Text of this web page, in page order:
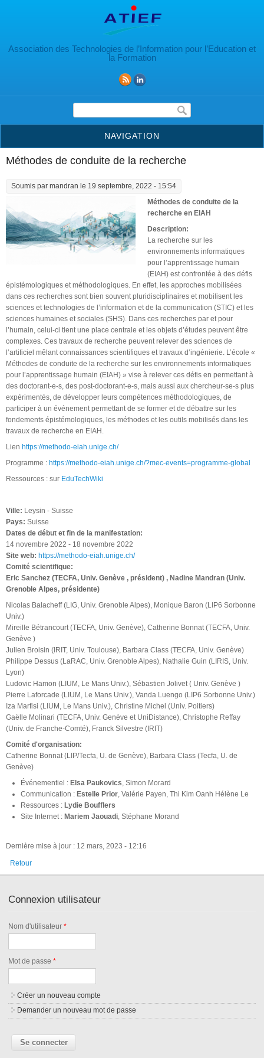
Association des Technologies de l’Information pour l’Education et
la Formation
Formulaire de recherche
NAVIGATION
Méthodes de conduite de la recherche
Soumis par mandran le 19 septembre, 2022 - 15:54
Méthodes de conduite de la
recherche en EIAH
Description:
La recherche sur les
environnements informatiques
pour l’apprentissage humain
(EIAH) est confrontée à des défis
épistémologiques et méthodologiques. En effet, les approches mobilisées
dans ces recherches sont bien souvent pluridisciplinaires et mobilisent les
sciences et technologies de l’information et de la communication (STIC) et les
sciences humaines et sociales (SHS). Dans ces recherches par et pour
l’humain, celui-ci tient une place centrale et les objets d’études peuvent être
complexes. Ces travaux de recherche peuvent relever des sciences de
l’artificiel mêlant connaissances scientifiques et travaux d’ingénierie. L’école «
Méthodes de conduite de la recherche sur les environnements informatiques
pour l’apprentissage humain (EIAH) » vise à relever ces défis en permettant à
des doctorant-e-s, des post-doctorant-e-s, mais aussi aux chercheur-se-s plus
expérimentés, de développer leurs compétences méthodologiques, de
participer à un événement permettant de se former et de débattre sur les
fondements épistémologiques, les méthodes et les outils mobilisés dans les
travaux de recherche en EIAH.
Lien https://methodo-eiah.unige.ch/
Programme : https://methodo-eiah.unige.ch/?mec-events=programme-global
Ressources : sur EduTechWiki
Ville: Leysin - Suisse
Pays: Suisse
Dates de début et fin de la manifestation:
14 novembre 2022 - 18 novembre 2022
Site web: https://methodo-eiah.unige.ch/
Comité scientifique:
Eric Sanchez (TECFA, Univ. Genève , président) , Nadine Mandran (Univ.
Grenoble Alpes, présidente)
Nicolas Balacheff (LIG, Univ. Grenoble Alpes), Monique Baron (LIP6 Sorbonne
Univ.)
Mireille Bétrancourt (TECFA, Univ. Genève), Catherine Bonnat (TECFA, Univ.
Genève )
Julien Broisin (IRIT, Univ. Toulouse), Barbara Class (TECFA, Univ. Genève)
Philippe Dessus (LaRAC, Univ. Grenoble Alpes), Nathalie Guin (LIRIS, Univ.
Lyon)
Ludovic Hamon (LIUM, Le Mans Univ.), Sébastien Jolivet ( Univ. Genève )
Pierre Laforcade (LIUM, Le Mans Univ.), Vanda Luengo (LIP6 Sorbonne Univ.)
Iza Marfisi (LIUM, Le Mans Univ.), Christine Michel (Univ. Poitiers)
Gaëlle Molinari (TECFA, Univ. Genève et UniDistance), Christophe Reffay
(Univ. de Franche-Comté), Franck Silvestre (IRIT)
Comité d'organisation:
Catherine Bonnat (LIP/Tecfa, U. de Genève), Barbara Class (Tecfa, U. de
Genève)
Événementiel : Elsa Paukovics, Simon Morard
Communication : Estelle Prior, Valérie Payen, Thi Kim Oanh Hélène Le
Ressources : Lydie Boufflers
Site Internet : Mariem Jaouadi, Stéphane Morand
Dernière mise à jour : 12 mars, 2023 - 12:16
Retour
Connexion utilisateur
Nom d'utilisateur*
Mot de passe*
Créer un nouveau compte
Demander un nouveau mot de passe